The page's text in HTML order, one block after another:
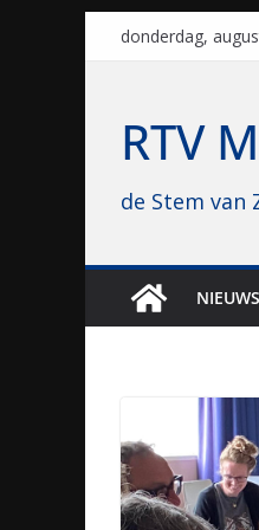
donderdag,
RTV
de Stem van
NIEUWS